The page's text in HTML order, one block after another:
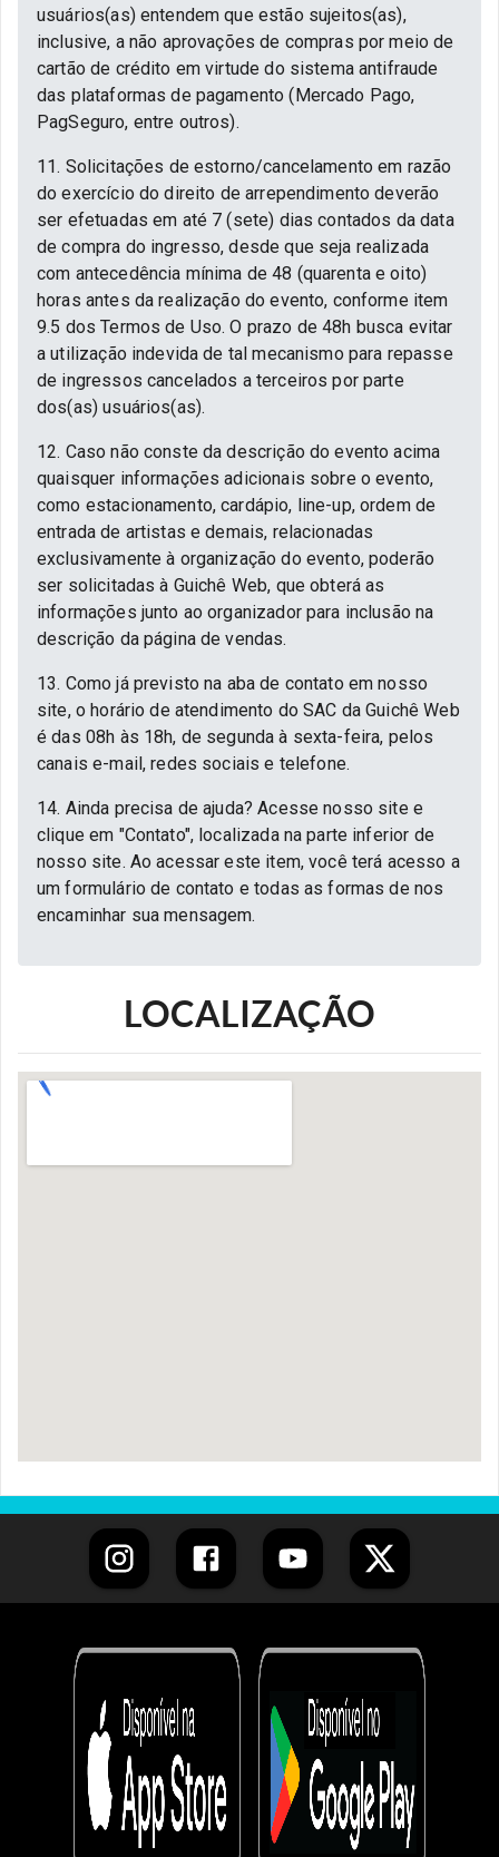
usuários(as) entendem que estão sujeitos(as),
inclusive, a não aprovações de compras por meio de
cartão de crédito em virtude do sistema antifraude
das plataformas de pagamento (Mercado Pago,
PagSeguro, entre outros).
11. Solicitações de estorno/cancelamento em razão
do exercício do direito de arrependimento deverão
ser efetuadas em até 7 (sete) dias contados da data
de compra do ingresso, desde que seja realizada
com antecedência mínima de 48 (quarenta e oito)
horas antes da realização do evento, conforme item
9.5 dos Termos de Uso. O prazo de 48h busca evitar
a utilização indevida de tal mecanismo para repasse
de ingressos cancelados a terceiros por parte
dos(as) usuários(as).
12. Caso não conste da descrição do evento acima
quaisquer informações adicionais sobre o evento,
como estacionamento, cardápio, line-up, ordem de
entrada de artistas e demais, relacionadas
exclusivamente à organização do evento, poderão
ser solicitadas à Guichê Web, que obterá as
informações junto ao organizador para inclusão na
descrição da página de vendas.
13. Como já previsto na aba de contato em nosso
site, o horário de atendimento do SAC da Guichê Web
é das 08h às 18h, de segunda à sexta-feira, pelos
canais e-mail, redes sociais e telefone.
14. Ainda precisa de ajuda? Acesse nosso site e
clique em "Contato", localizada na parte inferior de
nosso site. Ao acessar este item, você terá acesso a
um formulário de contato e todas as formas de nos
encaminhar sua mensagem.
LOCALIZAÇÃO